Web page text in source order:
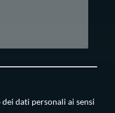
dati personali ai sensi